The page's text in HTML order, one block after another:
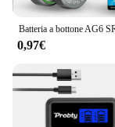
0,97€